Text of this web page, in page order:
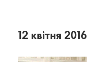
12 квітня 2016